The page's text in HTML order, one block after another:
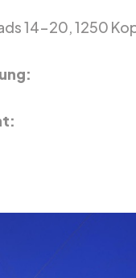
14-20, 1250